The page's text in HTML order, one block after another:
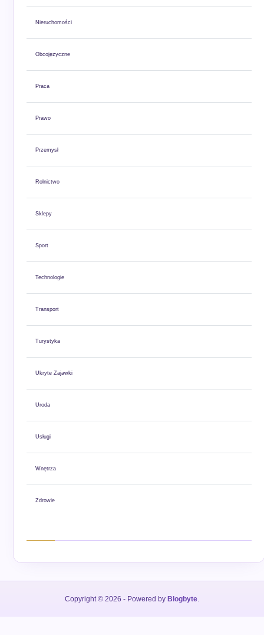
Nieruchomości
Obcojęzyczne
Praca
Prawo
Przemysł
Rolnictwo
Sklepy
Sport
Technologie
Transport
Turystyka
Ukryte Zajawki
Uroda
Usługi
Wnętrza
Zdrowie
Copyright © 2026 - Powered by Blogbyte.